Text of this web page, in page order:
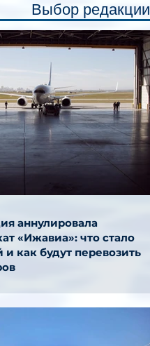
Выбор редакции
аннулировала
«Ижавиа»: что стало
как будут перевозить